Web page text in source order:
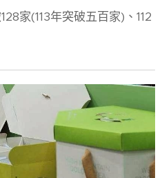
家(113年突破五百家)、112